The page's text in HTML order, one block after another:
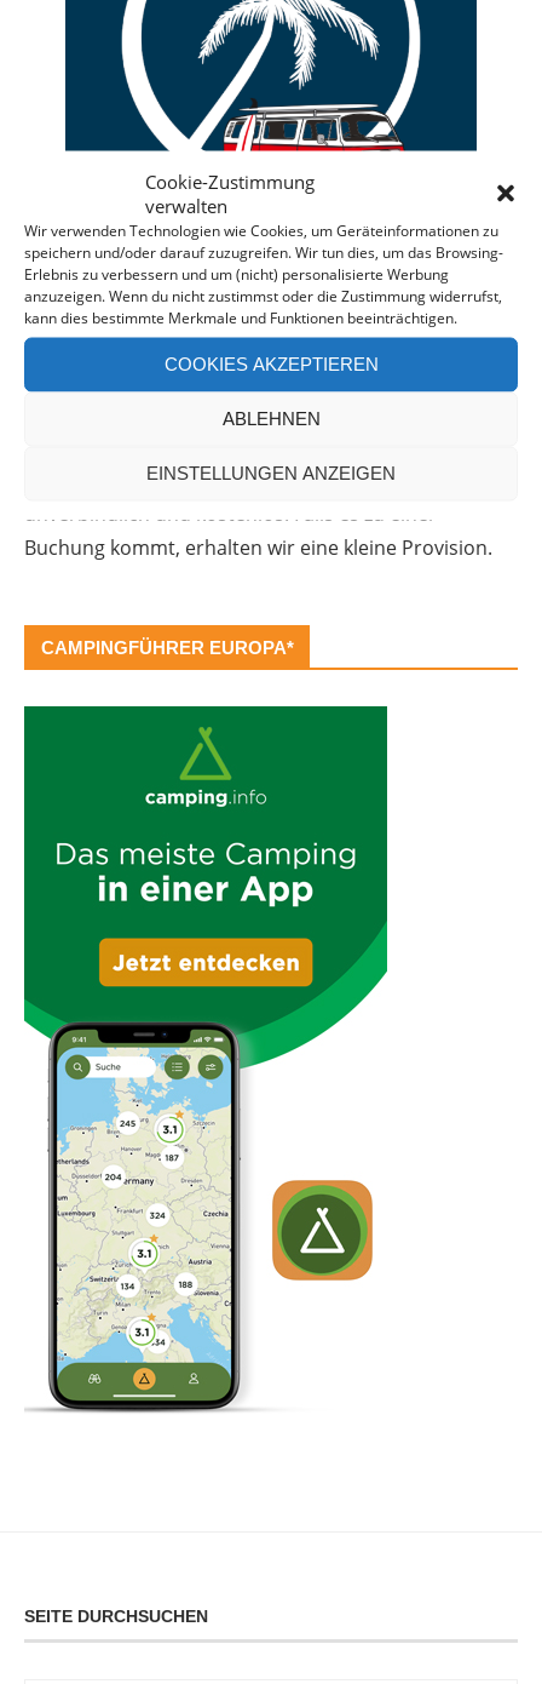
Cookie-Zustimmung
verwalten
Wir verwenden Technologien wie Cookies, um Geräteinformationen zu
speichern und/oder darauf zuzugreifen. Wir tun dies, um das Browsing-
Erlebnis zu verbessern und um (nicht) personalisierte Werbung
anzuzeigen. Wenn du nicht zustimmst oder die Zustimmung widerrufst,
kann dies bestimmte Merkmale und Funktionen beeinträchtigen.
COOKIES AKZEPTIEREN
ABLEHNEN
EINSTELLUNGEN ANZEIGEN
Deine individuelle Beratung bei der Campermiete
in Deutschland und Europa.
Bei einer Anfrage über diesen Banner erhältst Du
Offenlegung: Die Anfrage bei der Camper Oase ist
unverbindlich und kostenlos. Falls es zu einer
Buchung kommt, erhalten wir eine kleine Provision.
CAMPINGFÜHRER EUROPA*
SEITE DURCHSUCHEN